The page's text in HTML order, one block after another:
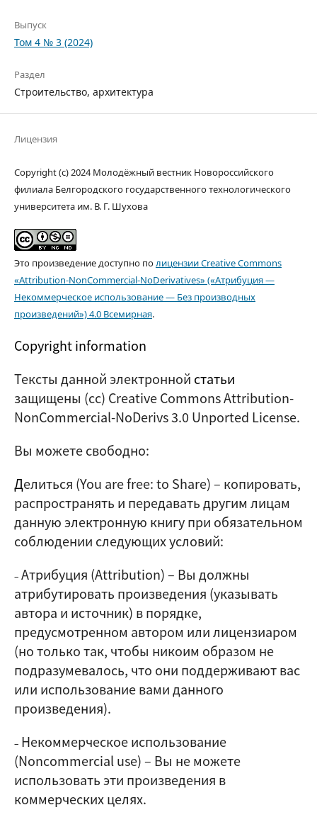
Выпуск
Том 4 № 3 (2024)
Раздел
Строительство, архитектура
Лицензия
Copyright (c) 2024 Молодёжный вестник Новороссийского
филиала Белгородского государственного технологического
университета им. В. Г. Шухова
Это произведение доступно полицензии Creative Commons
«Attribution-NonCommercial-NoDerivatives» («Атрибуция —
Некоммерческое использование — Без производных
произведений») 4.0 Всемирная.
Copyright information
Тексты данной электронной статьи
защищены (cc) Creative Commons Attribution-
NonCommercial-NoDerivs 3.0 Unported License.
Вы можете свободно:
Делиться (You are free: to Share) – копировать,
распространять и передавать другим лицам
данную электронную книгу при обязательном
соблюдении следующих условий:
– Атрибуция (Attribution)– Вы должны
атрибутировать произведения (указывать
автора и источник) в порядке,
предусмотренном автором или лицензиаром
(но только так, чтобы никоим образом не
подразумевалось, что они поддерживают вас
или использование вами данного
произведения).
– Некоммерческое использование
(Noncommercial use)– Вы не можете
использовать эти произведения в
коммерческих целях.